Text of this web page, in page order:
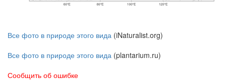
Все фото в природе этого вида (iNaturalist.org)
Все фото в природе этого вида (plantarium.ru)
Сообщить об ошибке